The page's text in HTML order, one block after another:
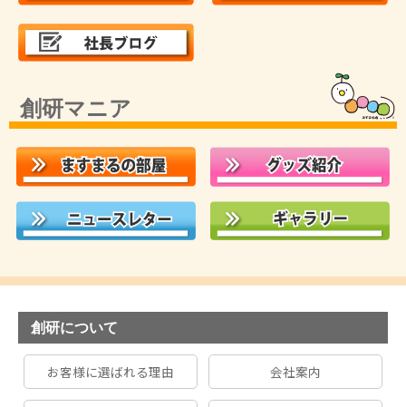
創研マニア
創研について
お客様に選ばれる理由 会社案内